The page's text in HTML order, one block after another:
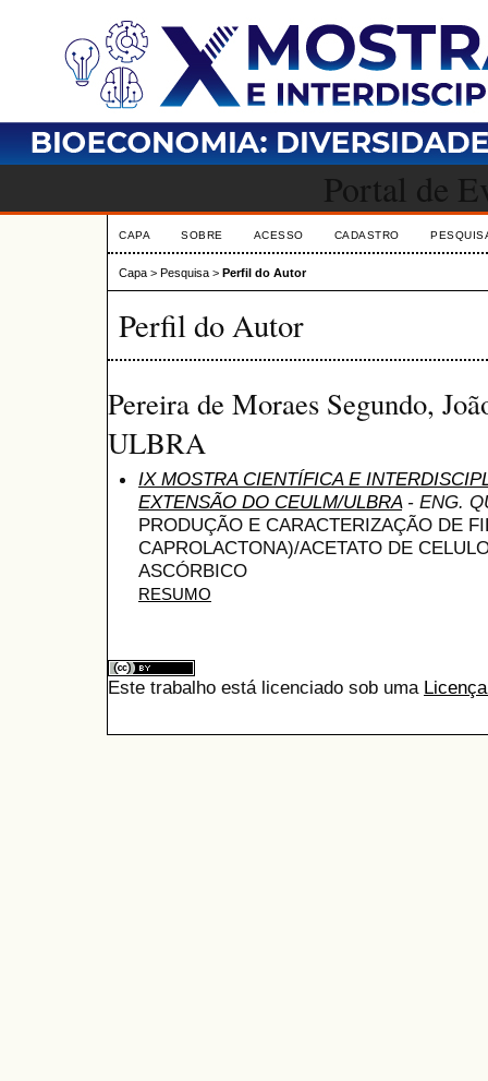
Portal de
CAPA SOBRE ACESSO CADASTRO
Capa > Pesquisa > Perfil do Autor
Perfil do Autor
Pereira de Moraes Segundo,
ULBRA
IX MOSTRA CIENTÍFICA E
EXTENSÃO DO CEULM/ULBRA- ENG.
PRODUÇÃO E CARACTERIZAÇÃO DE
CAPROLACTONA)/ACETATO DE
ASCÓRBICO
RESUMO
Este trabalho está licenciado sob uma